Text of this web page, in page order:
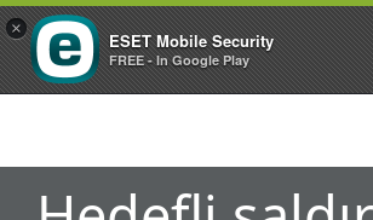
×
ESET Mobile Security
FREE - In Google Play